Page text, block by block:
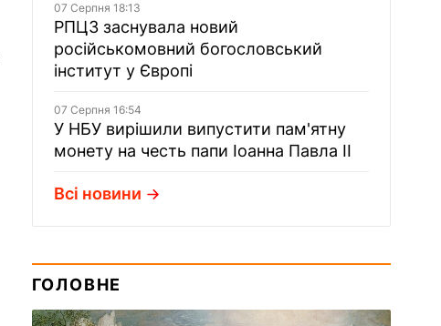
07 Серпня 18:13
РПЦЗ заснувала новий
російськомовний богословський
інститут у Європі
07 Серпня 16:54
У НБУ вирішили випустити пам'ятну
монету на честь папи Іоанна Павла II
Всі новини
ГОЛОВНЕ